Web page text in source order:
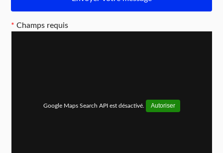
* Champs requis
Google Maps Search API est désactivé. Autoriser